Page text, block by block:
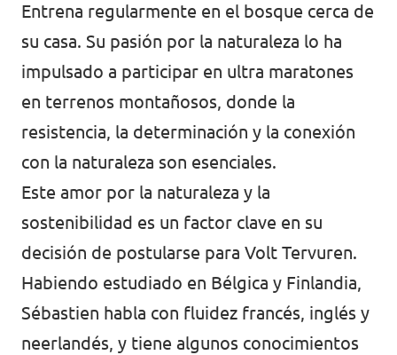
Entrena regularmente en el bosque cerca de
su casa. Su pasión por la naturaleza lo ha
impulsado a participar en ultra maratones
en terrenos montañosos, donde la
resistencia, la determinación y la conexión
con la naturaleza son esenciales.
Este amor por la naturaleza y la
sostenibilidad es un factor clave en su
decisión de postularse para Volt Tervuren.
Habiendo estudiado en Bélgica y Finlandia,
Sébastien habla con fluidez francés, inglés y
neerlandés, y tiene algunos conocimientos